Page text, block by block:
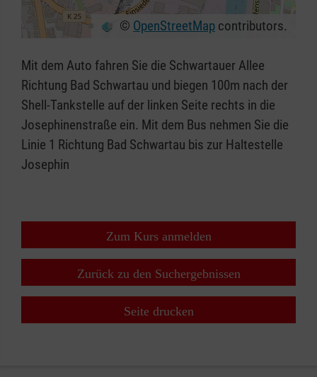
⇧
© OpenStreetMap contributors.
Mit dem Auto fahren Sie die Schwartauer Allee
Richtung Bad Schwartau und biegen 100m nach der
Shell-Tankstelle auf der linken Seite rechts in die
Josephinenstraße ein. Mit dem Bus nehmen Sie die
Linie 1 Richtung Bad Schwartau bis zur Haltestelle
Josephin
Zum Kurs anmelden
Zurück zu den Suchergebnissen
Seite drucken